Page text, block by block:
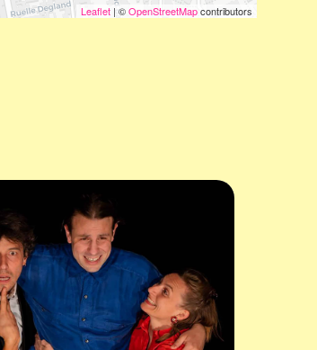
Leaflet| ©OpenStreetMapcontributors